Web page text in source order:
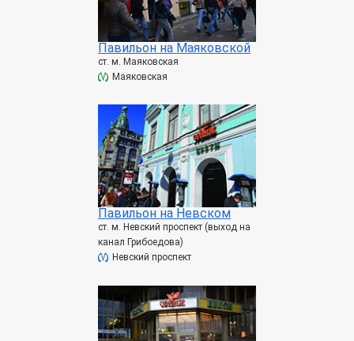
Павильон на Маяковской
ст. м. Маяковская
Маяковская
Павильон на Невском
ст. м. Невский проспект (выход на
канал Грибоедова)
Невский проспект